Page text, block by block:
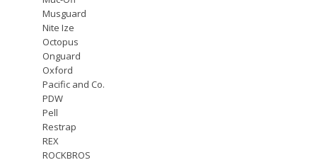
Musguard
Nite Ize
Octopus
Onguard
Oxford
Pacific and Co.
PDW
Pell
Restrap
REX
ROCKBROS